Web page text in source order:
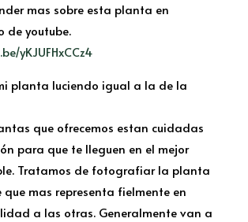
mas sobre esta planta en
de youtube.
yKJUFHxCCz4
planta luciendo igual a la de la
que ofrecemos estan cuidadas
para que te lleguen en el mejor
Tratamos de fotografiar la planta
que mas representa fielmente en
a las otras. Generalmente van a